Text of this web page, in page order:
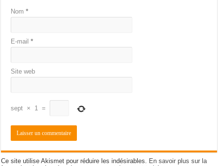
Nom*
E-mail*
Site web
sept × 1 =
Ce site utilise Akismet pour réduire les indésirables. En savoir plus sur la